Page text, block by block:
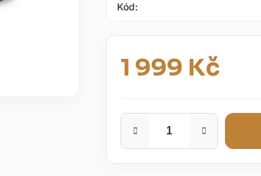
Kód:
1 999 Kč
Měrná cena: